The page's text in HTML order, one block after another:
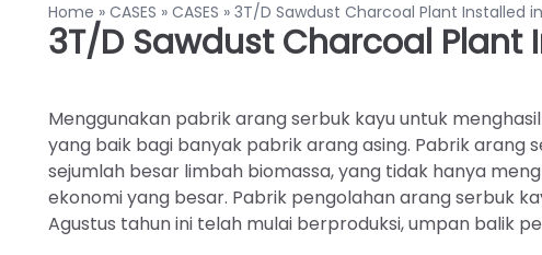
Home » CASES » CASES » 3T/D Sawdust Charcoal Plant Installed
3T/D Sawdust Charcoal Plant
Menggunakan pabrik arang serbuk kayu untuk
yang baik bagi banyak pabrik arang asing. Pabrik
sejumlah besar limbah biomassa, yang tidak hanya
ekonomi yang besar. Pabrik pengolahan arang serbuk
Agustus tahun ini telah mulai berproduksi, umpan balik